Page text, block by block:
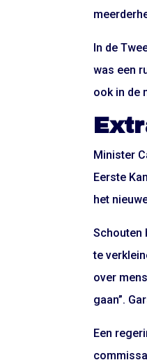
In de
was een
ook in de
Minister
Eerste
het
Schouten
te
over
gaan”.
Een